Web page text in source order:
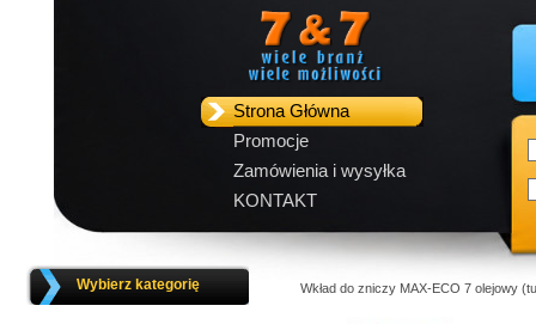
Strona Główna
Promocje
Zamówienia i wysyłka
KONTAKT
Wybierz kategorię Wkład do zniczy MAX-ECO 7 olejowy